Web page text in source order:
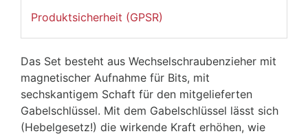
Produktsicherheit (GPSR)
Das Set besteht aus Wechselschraubenzieher mit
magnetischer Aufnahme für Bits, mit
sechskantigem Schaft für den mitgelieferten
Gabelschlüssel. Mit dem Gabelschlüssel lässt sich
(Hebelgesetz!) die wirkende Kraft erhöhen, wie